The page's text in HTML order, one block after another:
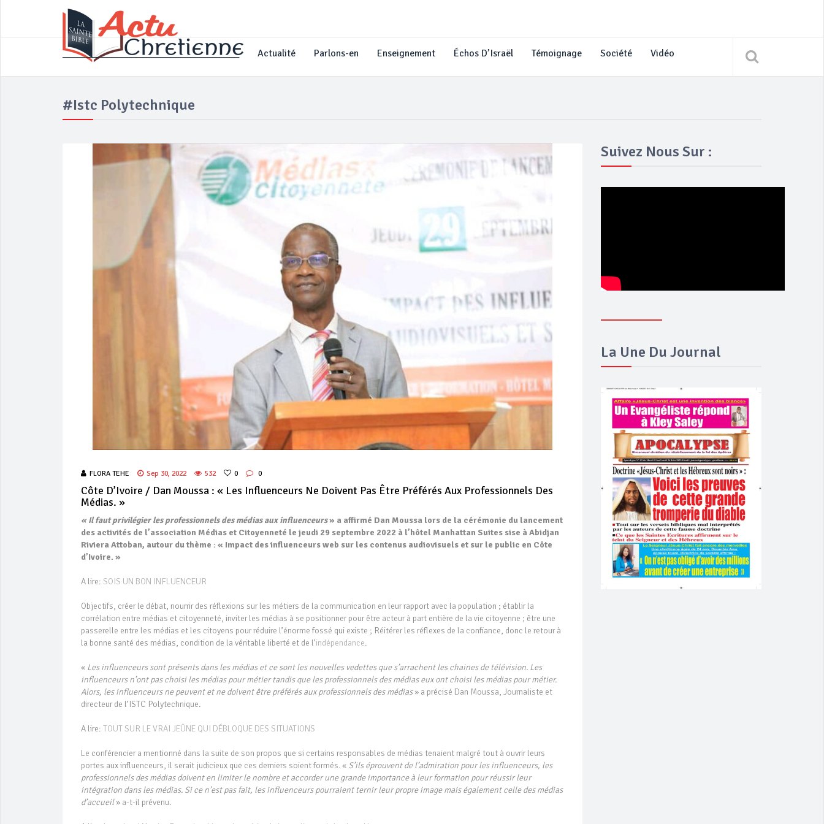
____________________________________ Actualité Parlons-en Enseignement Échos D’Israël Témoignage Société Vidéo
#istc Polytechnique
FLORA TEHE Sep 30, 2022 532 0 0
Côte D’Ivoire / Dan Moussa : « Les Influenceurs Ne Doivent Pas Être Préférés Aux Professionnels Des
Médias. »
« Il faut privilégier les professionnels des médias aux influenceurs» a affirmé Dan Moussa lors de la cérémonie du lancement
des activités de l’association Médias et Citoyenneté le jeudi 29 septembre 2022 à l’hôtel Manhattan Suites sise à Abidjan
Riviera Attoban, autour du thème : « Impact des influenceurs web sur les contenus audiovisuels et sur le public en Côte
d’Ivoire. »
A lire: SOIS UN BON INFLUENCEUR
Objectifs, créer le débat, nourrir des réflexions sur les métiers de la communication en leur rapport avec la population ; établir la
corrélation entre médias et citoyenneté, inviter les médias à se positionner pour être acteur à part entière de la vie citoyenne ; être une
passerelle entre les médias et les citoyens pour réduire l’énorme fossé qui existe ; Réitérer les réflexes de la confiance, donc le retour à
la bonne santé des médias, condition de la véritable liberté et de l’indépendance.
« Les influenceurs sont présents dans les médias et ce sont les nouvelles vedettes que s’arrachent les chaines de télévision. Les
influenceurs n’ont pas choisi les médias pour métier tandis que les professionnels des médias eux ont choisi les médias pour métier.
Alors, les influenceurs ne peuvent et ne doivent être préférés aux professionnels des médias» a précisé Dan Moussa, Journaliste et
directeur de l’ISTC Polytechnique.
A lire: TOUT SUR LE VRAI JEÛNE QUI DÉBLOQUE DES SITUATIONS
Le conférencier a mentionné dans la suite de son propos que si certains responsables de médias tenaient malgré tout à ouvrir leurs
portes aux influenceurs, il serait judicieux que ces derniers soient formés. « S’ils éprouvent de l’admiration pour les influenceurs, les
professionnels des médias doivent en limiter le nombre et accorder une grande importance à leur formation pour réussir leur
intégration dans les médias. Si ce n’est pas fait, les influenceurs pourraient ternir leur propre image mais également celle des médias
d’accueil» a-t-il prévenu.
Suivez Nous Sur :
La Une Du Journal